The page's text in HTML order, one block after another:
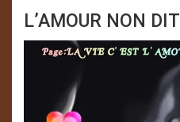
L’AMOUR NON DIT